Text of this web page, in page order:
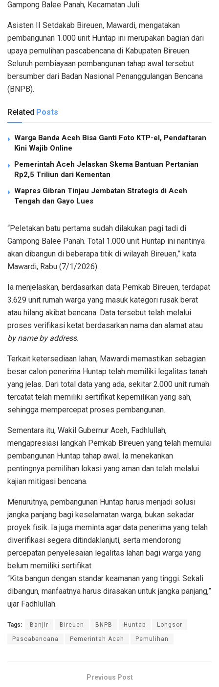
Gampong Balee Panah, Kecamatan Juli.
Asisten II Setdakab Bireuen, Mawardi, mengatakan
pembangunan 1.000 unit Huntap ini merupakan bagian dari
upaya pemulihan pascabencana di Kabupaten Bireuen.
Seluruh pembiayaan pembangunan tahap awal tersebut
bersumber dari Badan Nasional Penanggulangan Bencana
(BNPB).
Related Posts
Warga Banda Aceh Bisa Ganti Foto KTP-el, Pendaftaran
Kini Wajib Online
Pemerintah Aceh Jelaskan Skema Bantuan Pertanian
Rp2,5 Triliun dari Kementan
Wapres Gibran Tinjau Jembatan Strategis di Aceh
Tengah dan Gayo Lues
“Peletakan batu pertama sudah dilakukan pagi tadi di
Gampong Balee Panah. Total 1.000 unit Huntap ini nantinya
akan dibangun di beberapa titik di wilayah Bireuen,” kata
Mawardi, Rabu (7/1/2026).
Ia menjelaskan, berdasarkan data Pemkab Bireuen, terdapat
3.629 unit rumah warga yang masuk kategori rusak berat
atau hilang akibat bencana. Data tersebut telah melalui
proses verifikasi ketat berdasarkan nama dan alamat atau
by name by address.
Terkait ketersediaan lahan, Mawardi memastikan sebagian
besar calon penerima Huntap telah memiliki legalitas tanah
yang jelas. Dari total data yang ada, sekitar 2.000 unit rumah
tercatat telah memiliki sertifikat kepemilikan yang sah,
sehingga mempercepat proses pembangunan.
Sementara itu, Wakil Gubernur Aceh, Fadhlullah,
mengapresiasi langkah Pemkab Bireuen yang telah memulai
pembangunan Huntap tahap awal. Ia menekankan
pentingnya pemilihan lokasi yang aman dan telah melalui
kajian mitigasi bencana.
Menurutnya, pembangunan Huntap harus menjadi solusi
jangka panjang bagi keselamatan warga, bukan sekadar
proyek fisik. Ia juga meminta agar data penerima yang telah
diverifikasi segera ditindaklanjuti, serta mendorong
percepatan penyelesaian legalitas lahan bagi warga yang
belum memiliki sertifikat.
“Kita bangun dengan standar keamanan yang tinggi. Sekali
dibangun, manfaatnya harus dirasakan untuk jangka panjang,”
ujar Fadhlullah.
Tags: Banjir Bireuen BNPB Huntap Longsor
Pascabencana Pemerintah Aceh Pemulihan
Previous Post